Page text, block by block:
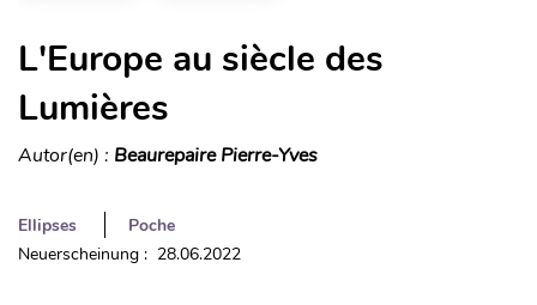
L'Europe au siècle des
Lumières
Autor(en) : Beaurepaire Pierre-Yves
Ellipses
Poche
Neuerscheinung : 28.06.2022